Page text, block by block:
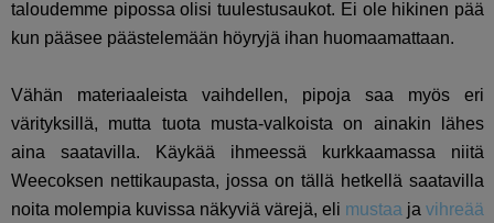
taloudemme pipossa olisi tuulestusaukot. Ei ole hikinen pää
kun pääsee päästelemään höyryjä ihan huomaamattaan.
Vähän materiaaleista vaihdellen, pipoja saa myös eri
värityksillä, mutta tuota musta-valkoista on ainakin lähes
aina saatavilla. Käykää ihmeessä kurkkaamassa niitä
Weecoksen nettikaupasta, jossa on tällä hetkellä saatavilla
noita molempia kuvissa näkyviä värejä, eli mustaa javihreää